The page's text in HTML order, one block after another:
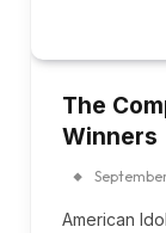
The
Winners
American